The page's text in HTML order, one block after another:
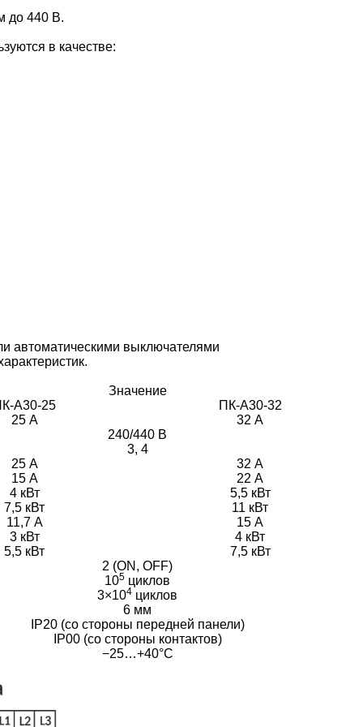
до 440 В.
в качестве:
автоматическими выключателями
Значение
А30-25
ПК-А30-32
25 А
32 А
240/440 В
3, 4
25 А
32 А
15 А
22 А
4 кВт
5,5 кВт
7,5 кВт
11 кВт
11,7 А
15 А
3 кВт
4 кВт
5,5 кВт
7,5 кВт
2 (ON, OFF)
105 циклов
3×104 циклов
6 мм
IP20 (со стороны передней панели)
IP00 (со стороны контактов)
−25…+40°C